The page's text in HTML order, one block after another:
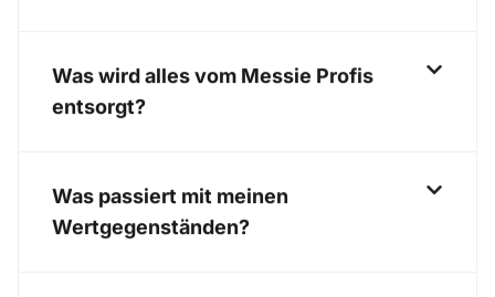
Was wird alles vom Messie Profis
entsorgt?
Was passiert mit meinen
Wertgegenständen?